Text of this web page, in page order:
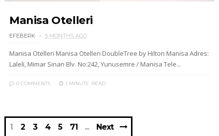
Manisa Otelleri
EFEBERK 5 MONTHS AGO
Manisa Otelleri Manisa Otelleri DoubleTree by Hilton Manisa Adres:
Laleli, Mimar Sinan Blv. No:242, Yunusemre / Manisa Tele...
0 COMMENTS 1 MINUTE READ
1 2 3 4 5 71 Next